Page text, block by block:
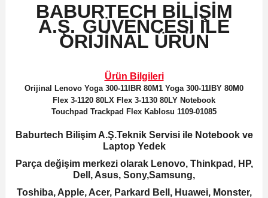
BABURTECH BİLİŞİM
A.Ş. GÜVENCESİ İLE
ORİJİNAL ÜRÜN
Ürün Bilgileri
Orijinal Lenovo Yoga 300-11IBR 80M1 Yoga 300-11IBY 80M0
Flex 3-1120 80LX Flex 3-1130 80LY Notebook
Touchpad Trackpad Flex Kablosu 1109-01085
Baburtech Bilişim A.Ş.Teknik Servisi ile Notebook ve
Laptop Yedek
Parça değişim merkezi olarak Lenovo, Thinkpad, HP,
Dell, Asus, Sony,Samsung,
Toshiba, Apple, Acer, Parkard Bell, Huawei, Monster,